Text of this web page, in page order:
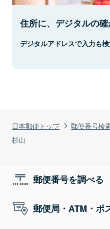
日本郵便トップ 郵便番号検
杉山
住所に、デジタルの確
デジタルアドレスで入力も検
郵便番号を調べる
郵便局・ATM・ポ